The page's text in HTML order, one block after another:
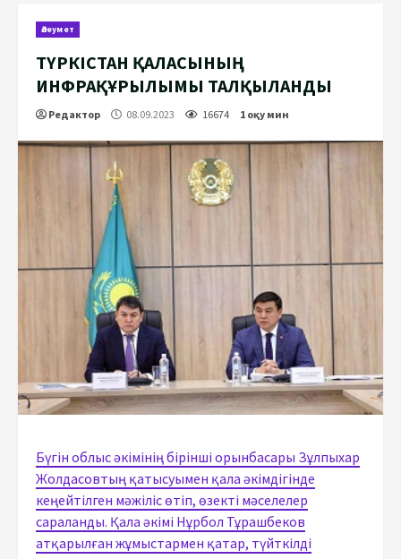
Әлеумет
ТҮРКІСТАН ҚАЛАСЫНЫҢ
ИНФРАҚҰРЫЛЫМЫ ТАЛҚЫЛАНДЫ
Редактор 08.09.2023 16674 1 оқу мин
Бүгін облыс әкімінің бірінші орынбасары Зұлпыхар
Жолдасовтың қатысуымен қала әкімдігінде
кеңейтілген мәжіліс өтіп, өзекті мәселелер
сараланды. Қала әкімі Нұрбол Тұрашбеков
атқарылған жұмыстармен қатар, түйткілді